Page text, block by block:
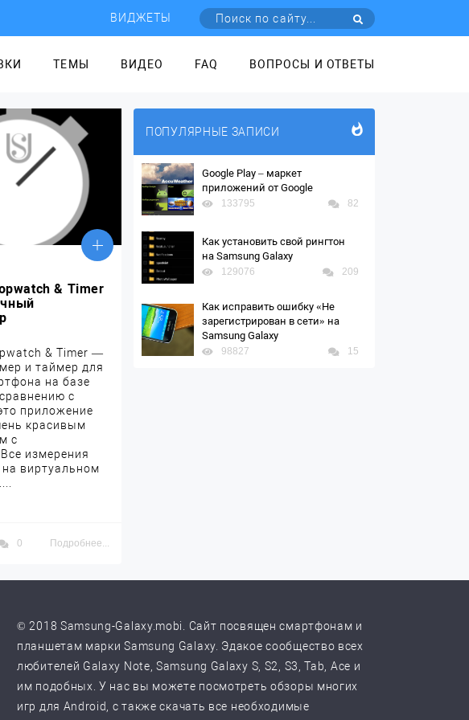
ВИДЖЕТЫ
ТЕМЫ ВИДЕО FAQ ВОПРОСЫ И ОТВЕТЫ
& Timer
& Timer —
и таймер для
на базе
с
приложение
красивым
с
измерения
виртуальном
0 Подробнее...
ПОПУЛЯРНЫЕ ЗАПИСИ
Google Play – маркет
приложений от Google
133795 82
Как установить свой рингтон
на Samsung Galaxy
129076 209
Как исправить ошибку «Не
зарегистрирован в сети» на
Samsung Galaxy
98827 15
© 2018 Samsung-Galaxy.mobi. Сайт посвящен смартфонам и
планшетам марки Samsung Galaxy. Эдакое сообщество всех
любителей Galaxy Note, Samsung Galaxy S, S2, S3, Tab, Ace и
им подобных. У нас вы можете посмотреть обзоры многих
игр для Android, с также скачать все необходимые